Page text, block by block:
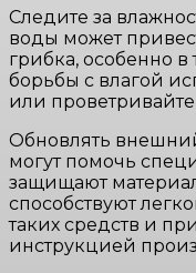
Следите за
воды может
грибка, особенно в
борьбы с влагой
или
Обновлять
могут помочь
защищают
способствуют
таких средств и
инструкцией